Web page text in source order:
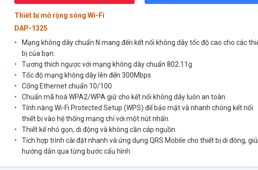
Thiết bị mở rộng sóng Wi-Fi
DAP-1325
Mạng không dây chuẩn N mang đến kết nối không dây tốc độ cao cho các
bị của bạn.
Tương thích ngược với mạng không dây chuẩn 802.11g
Tốc độ mạng không dây lên đến 300Mbps
Cổng Ethernet chuẩn 10/100
Chuẩn mã hoá WPA2/WPA giữ cho kết nối không dây luôn an toàn.
Tính năng Wi-Fi Protected Setup (WPS) để bảo mật và nhanh chóng kết nối
thiết bị vào hệ thống mạng chỉ với một nút nhấn.
Thiết kế nhỏ gọn, di động và không cần cáp nguồn.
Tích hợp trình cài đặt nhanh và ứng dụng QRS Mobile cho thiết bị di đông,
hướng dẫn qua từng bước cấu hình.